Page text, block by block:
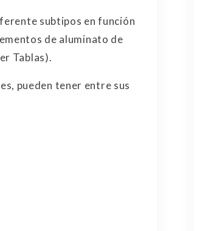
subtipos en función
de aluminato de
Tablas).
pueden tener entre sus